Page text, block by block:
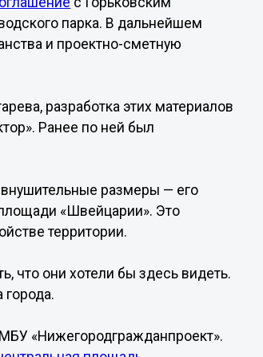
парка. В дальнейшем
и проектно-сметную
разработка этих материалов
Ранее по ней был
размеры — его
«Швейцарии». Это
территории.
что они хотели бы здесь видеть.
города.
«Нижегородгражданпроект».